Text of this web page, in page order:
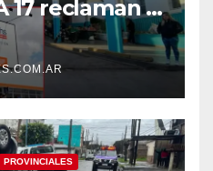
17 reclaman el
becarios y
PROVINCIALES